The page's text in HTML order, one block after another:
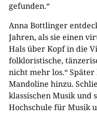
gefunden.“
Anna Bottlinger
Jahren, als sie einen
Hals über Kopf in die
folkloristische,
nicht mehr los.“
Mandoline hinzu.
klassischen Musik und
Hochschule für Musik